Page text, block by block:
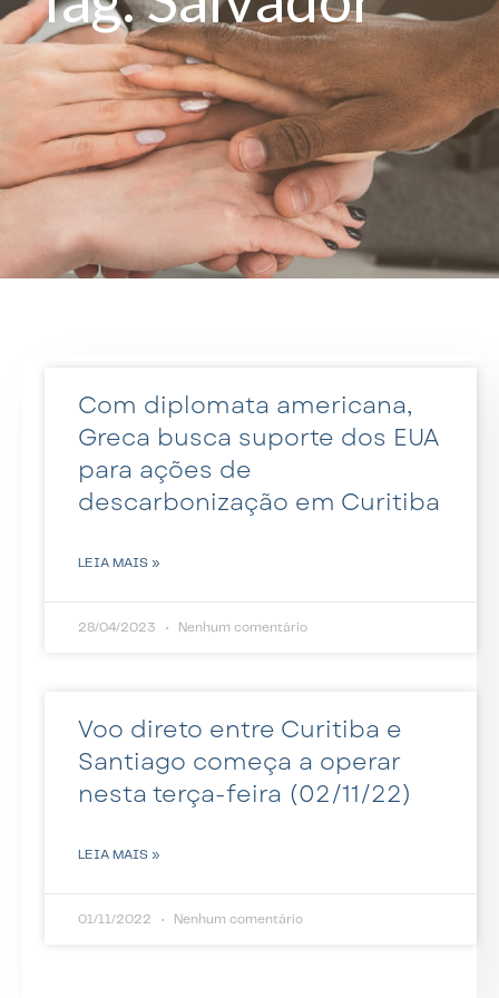
Com diplomata americana,
Greca busca suporte dos EUA
para ações de
descarbonização em Curitiba
LEIA MAIS »
28/04/2023 Nenhum comentário
Voo direto entre Curitiba e
Santiago começa a operar
nesta terça-feira (02/11/22)
LEIA MAIS »
01/11/2022 Nenhum comentário